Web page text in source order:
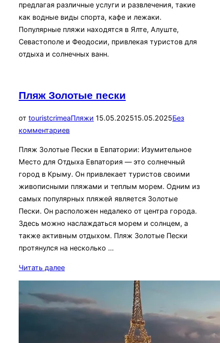
предлагая различные услуги и развлечения, такие
как водные виды спорта, кафе и лежаки.
Популярные пляжи находятся в Ялте, Алуште,
Севастополе и Феодосии, привлекая туристов для
отдыха и солнечных ванн.
Пляж Золотые пески
от touristcrimeaПляжи Опубликовано
15.05.202515.05.2025Без
комментариев
Пляж Золотые Пески в Евпатории: Изумительное
Место для Отдыха Евпатория — это солнечный
город в Крыму. Он привлекает туристов своими
живописными пляжами и теплым морем. Одним из
самых популярных пляжей является Золотые
Пески. Он расположен недалеко от центра города.
Здесь можно наслаждаться морем и солнцем, а
также активным отдыхом. Пляж Золотые Пески
протянулся на несколько …
Читать далее«Пляж
Золотые